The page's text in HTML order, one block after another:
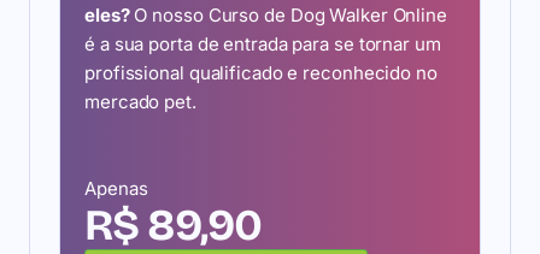
eles?O nosso Curso de Dog Walker Online
é a sua porta de entrada para se tornar um
profissional qualificado e reconhecido no
mercado pet.
Apenas
R$ 89,90